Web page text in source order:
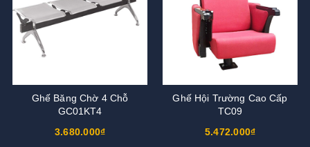
Ghế Băng Chờ 4 Chỗ
GC01KT4
3.680.000₫
Ghế Hội Trường Cao Cấp
TC09
5.472.000₫